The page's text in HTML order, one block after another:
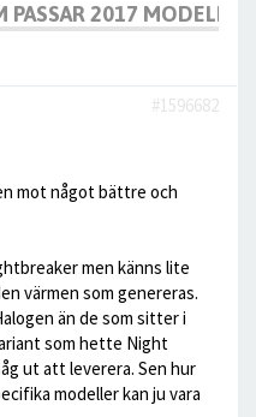
PASSAR 2017
#1596682
mot något bättre och
men känns lite
värmen som genereras.
än de som sitter i
som hette Night
ut att leverera. Sen hur
modeller kan ju vara